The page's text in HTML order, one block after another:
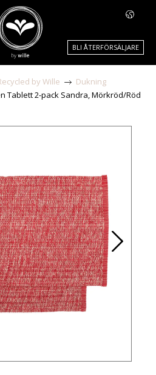
BLI ÅTERFÖRSÄLJARE
by Wille
Dukning
Tablett 2-pack Sandra, Mörkröd/Röd